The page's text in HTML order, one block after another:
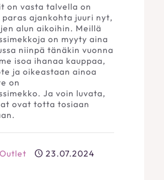
on vasta talvella on
paras ajankohta juuri nyt,
alun aikoihin. Meillä
on myyty aina
niinpä tänäkin vuonna
isoa ihanaa kauppaa,
ja oikeastaan ainoa
on
Ja voin luvata,
ovat totta tosiaan
23.07.2024